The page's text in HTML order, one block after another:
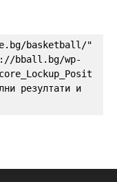
basketball/"
bball.bg/wp-
резултати и